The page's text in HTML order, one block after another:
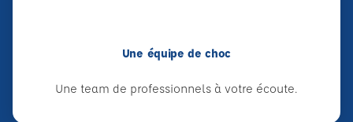
Une équipe de choc
Une team de professionnels à votre écoute.